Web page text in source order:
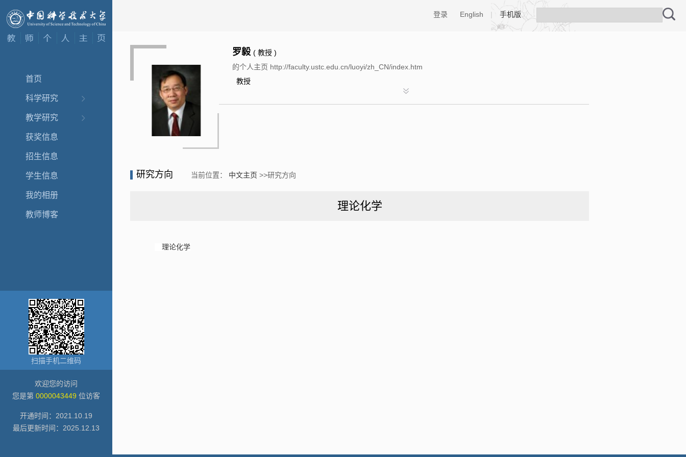
首页
科学研究
教学研究
获奖信息
招生信息
学生信息
我的相册
教师博客
扫描手机二维码
欢迎您的访问
您是第 0000043449 位访客
开通时间： 2021 10 19
最后更新时间： 2025 12 13
登录 English | 手机版
罗毅 ( 教授 )
的个人主页 http://faculty.ustc.edu.cn/luoyi/zh_CN/index.htm
教授
研究方向 当前位置： 中文主页 >>研究方向
理论化学
理论化学